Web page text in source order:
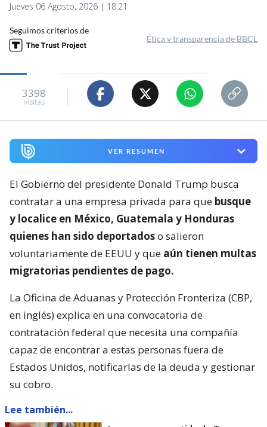
Jueves 06 Agosto, 2026 | 18:21
Seguimos criterios de
Ética y transparencia de BBCL
3398
visitas
VER RESUMEN
El Gobierno del presidente Donald Trump busca
contratar a una empresa privada para que busque
y localice en México, Guatemala y Honduras
quienes han sido deportadoso salieron
voluntariamente de EEUU y que aún tienen multas
migratorias pendientes de pago.
La Oficina de Aduanas y Protección Fronteriza (CBP,
en inglés) explica en una convocatoria de
contratación federal que necesita una compañía
capaz de encontrar a estas personas fuera de
Estados Unidos, notificarlas de la deuda y gestionar
su cobro.
Lee también...